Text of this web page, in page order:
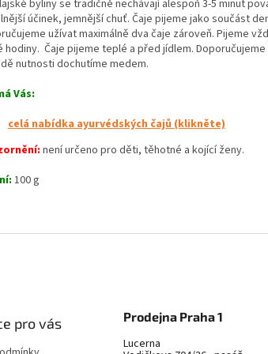
byliny se tradičně nechávají alespoň 3-5 minut
účinek, jemnější chuť. Čaje pijeme jako součást
užívat maximálně dva čaje zároveň. Pijeme
hodiny. Čaje pijeme teplé a před jídlem.
nutnosti dochutíme medem.
Vás:
celá nabídka ayurvédských čajů (klikněte)
není určeno pro děti, těhotné a kojící ženy.
100 g
pro vás Prodejna Praha 1
Lucerna